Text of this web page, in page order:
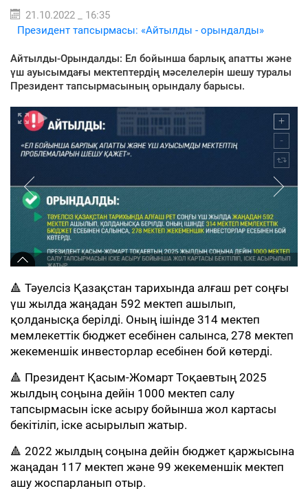
21.10.2022 _ 16:35
Президент тапсырмасы: «Айтылды - орындалды»
Айтылды-Орындалды: Ел бойынша барлық апатты және
үш ауысымдағы мектептердің мәселелерін шешу туралы
Президент тапсырмасының орындалу барысы.
🔺 Тәуелсіз Қазақстан тарихында алғаш рет соңғы
үш жылда жаңадан 592 мектеп ашылып,
қолданысқа берілді. Оның ішінде 314 мектеп
мемлекеттік бюджет есебінен салынса, 278 мектеп
жекеменшік инвесторлар есебінен бой көтерді.
🔺 Президент Қасым-Жомарт Тоқаевтың 2025
жылдың соңына дейін 1000 мектеп салу
тапсырмасын іске асыру бойынша жол картасы
бекітіліп, іске асырылып жатыр.
🔺 2022 жылдың соңына дейін бюджет қаржысына
жаңадан 117 мектеп және 99 жекеменшік мектеп
ашу жоспарланып отыр.